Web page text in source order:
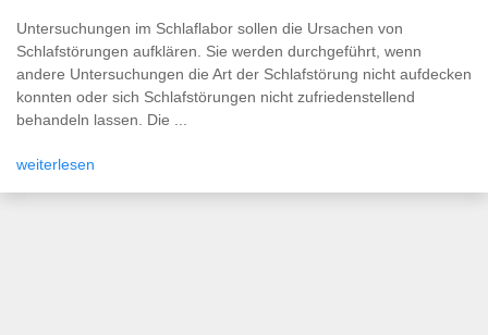
Untersuchungen im Schlaflabor sollen die Ursachen von
Schlafstörungen aufklären. Sie werden durchgeführt, wenn
andere Untersuchungen die Art der Schlafstörung nicht aufdecken
konnten oder sich Schlafstörungen nicht zufriedenstellend
behandeln lassen. Die ...
weiterlesen